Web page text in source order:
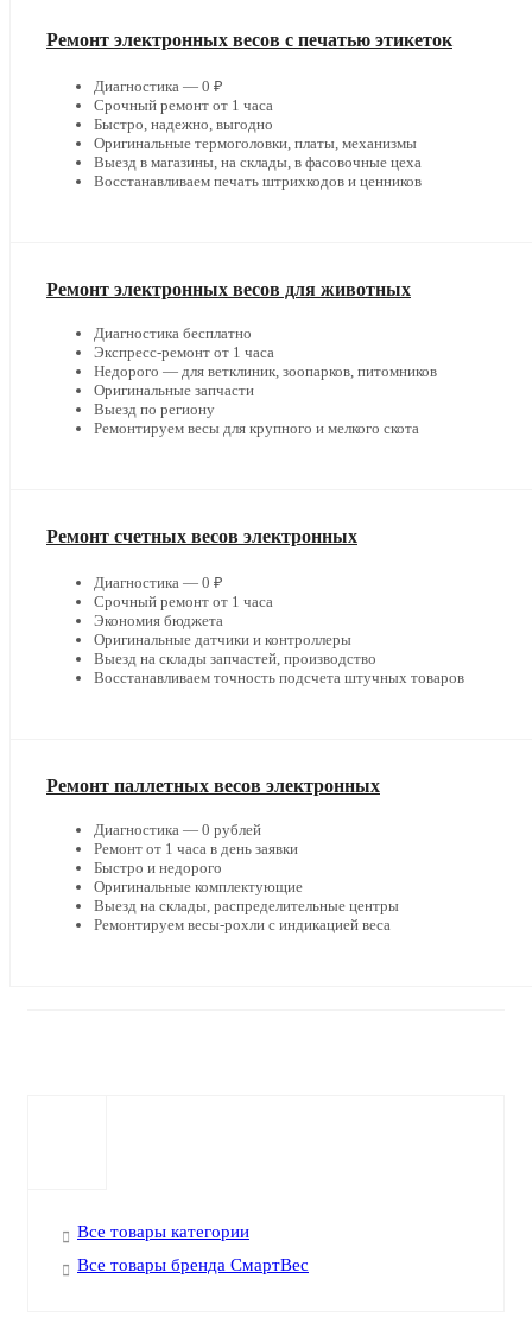
Ремонт электронных весов с печатью этикеток
Диагностика — 0 ₽
Срочный ремонт от 1 часа
Быстро, надежно, выгодно
Оригинальные термоголовки, платы, механизмы
Выезд в магазины, на склады, в фасовочные цеха
Восстанавливаем печать штрихкодов и ценников
Ремонт электронных весов для животных
Диагностика бесплатно
Экспресс-ремонт от 1 часа
Недорого — для ветклиник, зоопарков, питомников
Оригинальные запчасти
Выезд по региону
Ремонтируем весы для крупного и мелкого скота
Ремонт счетных весов электронных
Диагностика — 0 ₽
Срочный ремонт от 1 часа
Экономия бюджета
Оригинальные датчики и контроллеры
Выезд на склады запчастей, производство
Восстанавливаем точность подсчета штучных товаров
Ремонт паллетных весов электронных
Диагностика — 0 рублей
Ремонт от 1 часа в день заявки
Быстро и недорого
Оригинальные комплектующие
Выезд на склады, распределительные центры
Ремонтируем весы-рохли с индикацией веса
Все товары категории
Все товары бренда СмартВес